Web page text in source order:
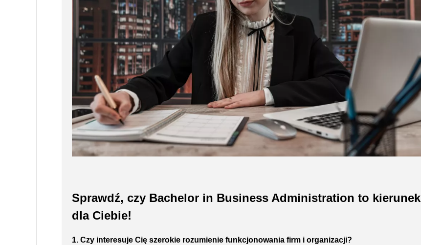
Sprawdź, czy Bachelor in Business Administration to kierunek
dla Ciebie!
1. Czy interesuje Cię szerokie rozumienie funkcjonowania firm i organizacji?